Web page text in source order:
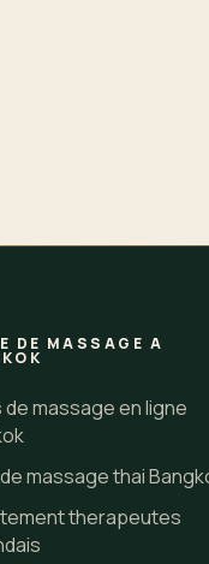
DE MASSAGE A
massage en ligne
massage thai
therapeutes